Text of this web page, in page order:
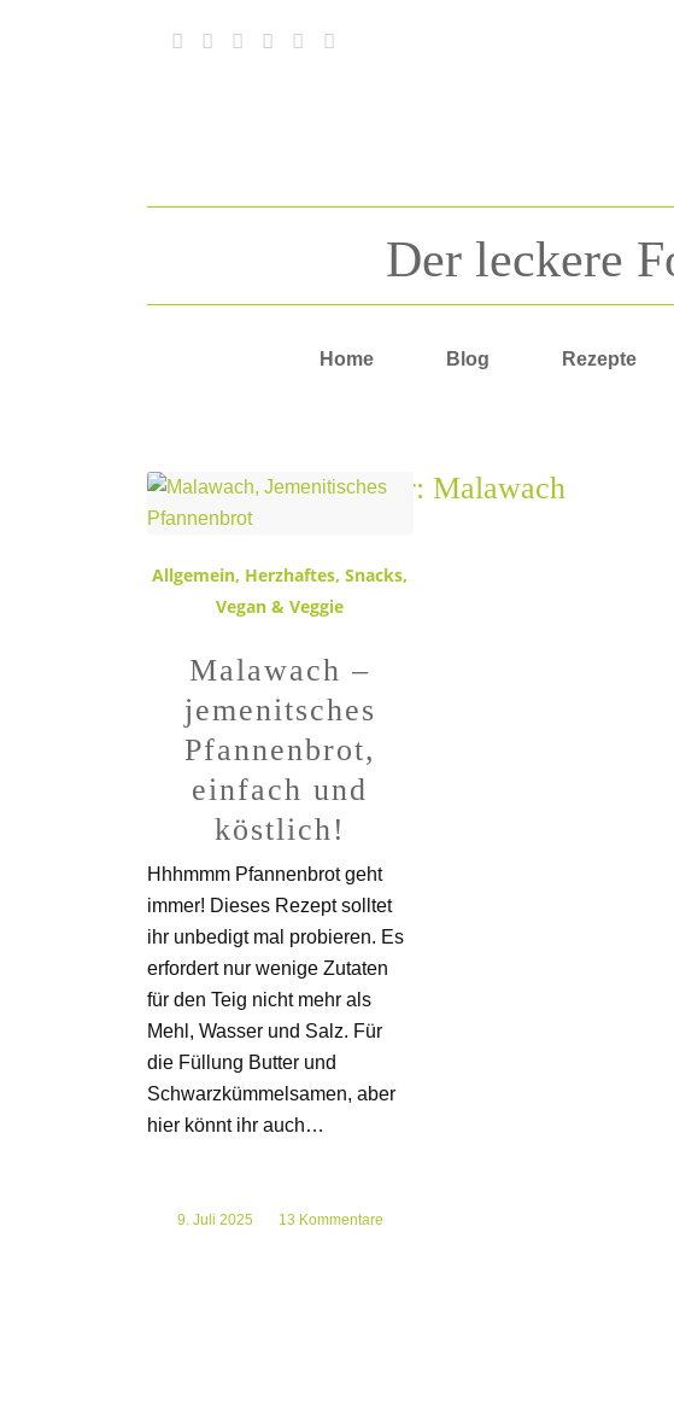
Der leckere
Home Blog Rezepte
Schlagwortarchiv für: Malawach
Allgemein, Herzhaftes,Snacks,
Vegan & Veggie
Malawach –
jemenitsches
Pfannenbrot,
einfach und
köstlich!
Hhhmmm Pfannenbrot geht
immer! Dieses Rezept solltet
ihr unbedigt mal probieren. Es
erfordert nur wenige Zutaten
für den Teig nicht mehr als
Mehl, Wasser und Salz. Für
die Füllung Butter und
Schwarzkümmelsamen, aber
hier könnt ihr auch…
9. Juli 2025
/ 13 Kommentare